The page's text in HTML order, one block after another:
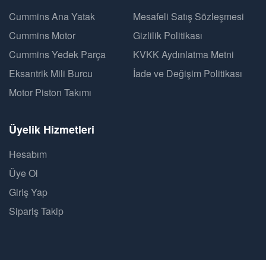
Cummins Ana Yatak
Cummins Motor
Cummins Yedek Parça
Eksantrik Mili Burcu
Motor Piston Takımı
Mesafeli Satış Sözleşmesi
Gizlilik Politikası
KVKK Aydınlatma Metni
İade ve Değişim Politikası
Üyelik Hizmetleri
Hesabım
Üye Ol
Giriş Yap
Sipariş Takip